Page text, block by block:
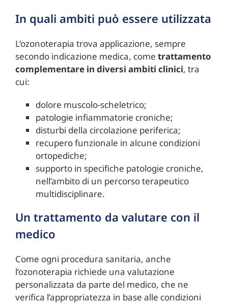
In quali ambiti può essere utilizzata
L’ozonoterapia trova applicazione, sempre
secondo indicazione medica, come trattamento
complementare in diversi ambiti clinici, tra
cui:
dolore muscolo-scheletrico;
patologie infiammatorie croniche;
disturbi della circolazione periferica;
recupero funzionale in alcune condizioni
ortopediche;
supporto in specifiche patologie croniche,
nell’ambito di un percorso terapeutico
multidisciplinare.
Un trattamento da valutare con il
medico
Come ogni procedura sanitaria, anche
l’ozonoterapia richiede una valutazione
personalizzata da parte del medico, che ne
verifica l’appropriatezza in base alle condizioni